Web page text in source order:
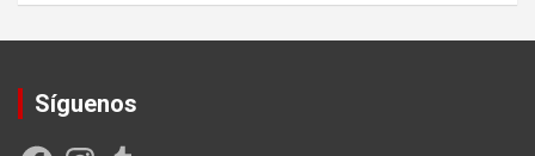
Síguenos
FacebookInstagramTumblr